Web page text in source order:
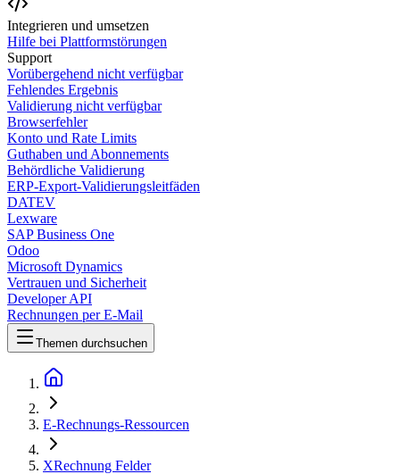
Integrieren und umsetzen
Hilfe bei Plattformstörungen
Support
Vorübergehend nicht verfügbar
Fehlendes Ergebnis
Validierung nicht verfügbar
Browserfehler
Konto und Rate Limits
Guthaben und Abonnements
Behördliche Validierung
ERP-Export-Validierungsleitfäden
DATEV
Lexware
SAP Business One
Odoo
Microsoft Dynamics
Vertrauen und Sicherheit
Developer API
Rechnungen per E-Mail
Themen durchsuchen
E-Rechnungs-Ressourcen
XRechnung Felder